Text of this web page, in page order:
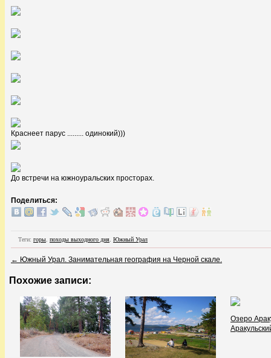
Краснеет парус ......... одинокий)))
До встречи на южноуральских просторах.
Поделиться:
Теги: горы, походы выходного дня, Южный Урал
← Южный Урал. Занимательная география на Черной скале.
Похожие записи:
Озеро